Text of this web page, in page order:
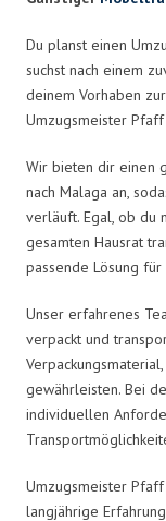
Du planst einen
suchst nach einem
deinem Vorhaben
Umzugsmeister
Wir bieten dir einen
nach Malaga an,
verläuft. Egal, ob du
gesamten Hausrat
passende Lösung für
Unser erfahrenes
verpackt und
gewährleisten. Bei
individuellen
Umzugsmeister Pfaff
langjährige